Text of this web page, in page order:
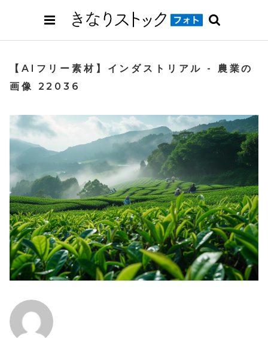
【AIフリー素材】インダストリアル - 農業の
画像 22036